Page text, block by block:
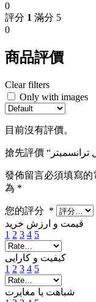
0
評分 1 滿分 5
0
商品評價
Clear filters
Only with images
目前沒有評價。
發佈留言必須填寫的
為 *
您的評分 *
قیمت و ارزش خرید
1 2 3 4 5
کیفیت و کارایی
1 2 3 4 5
شباهت یا مغایرت